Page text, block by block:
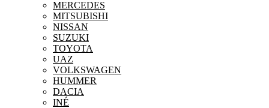
MERCEDES
MITSUBISHI
NISSAN
SUZUKI
TOYOTA
UAZ
VOLKSWAGEN
HUMMER
DACIA
INÉ